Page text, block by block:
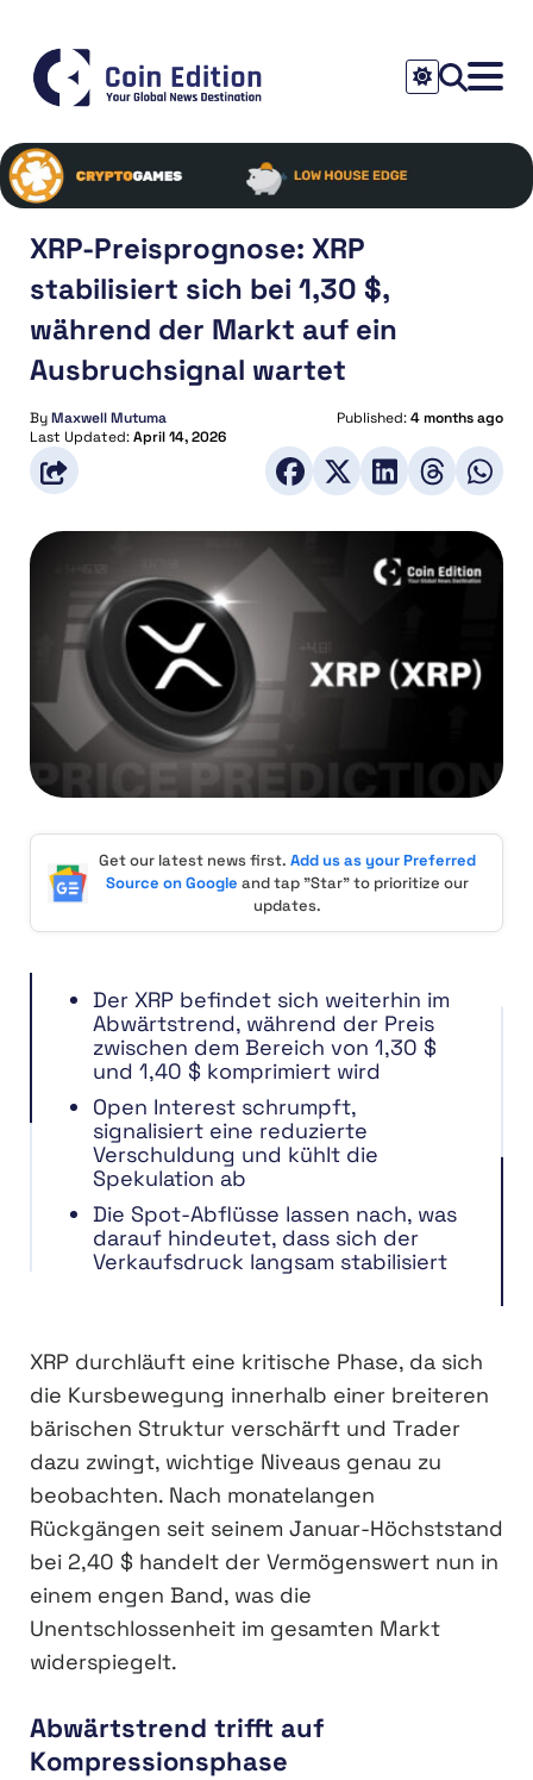
XRP-Preisprognose: XRP
stabilisiert sich bei 1,30 $,
während der Markt auf ein
Ausbruchsignal wartet
ByMaxwell Mutuma Published:4 months ago
Last Updated:April 14, 2026
Get our latest news first. Add us as your Preferred
Source on Google and tap "Star" to prioritize our
updates.
Der XRP befindet sich weiterhin im
Abwärtstrend, während der Preis
zwischen dem Bereich von 1,30 $
und 1,40 $ komprimiert wird
Open Interest schrumpft,
signalisiert eine reduzierte
Verschuldung und kühlt die
Spekulation ab
Die Spot-Abflüsse lassen nach, was
darauf hindeutet, dass sich der
Verkaufsdruck langsam stabilisiert
XRP durchläuft eine kritische Phase, da sich
die Kursbewegung innerhalb einer breiteren
bärischen Struktur verschärft und Trader
dazu zwingt, wichtige Niveaus genau zu
beobachten. Nach monatelangen
Rückgängen seit seinem Januar-Höchststand
bei 2,40 $ handelt der Vermögenswert nun in
einem engen Band, was die
Unentschlossenheit im gesamten Markt
widerspiegelt.
Abwärtstrend trifft auf
Kompressionsphase